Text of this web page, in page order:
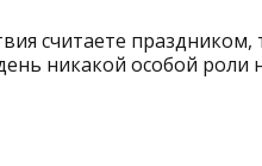
считаете
никакой особой роли